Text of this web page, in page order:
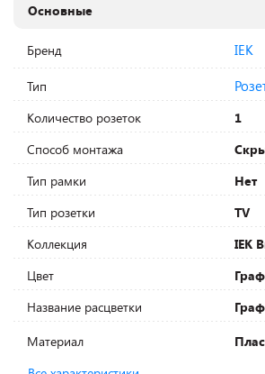
Основные
Бренд IEK
Тип
Количество розеток
1
Способ монтажа
Тип рамки
Нет
Тип розетки
TV
Коллекция
IEK
Цвет
Название расцветки
Материал